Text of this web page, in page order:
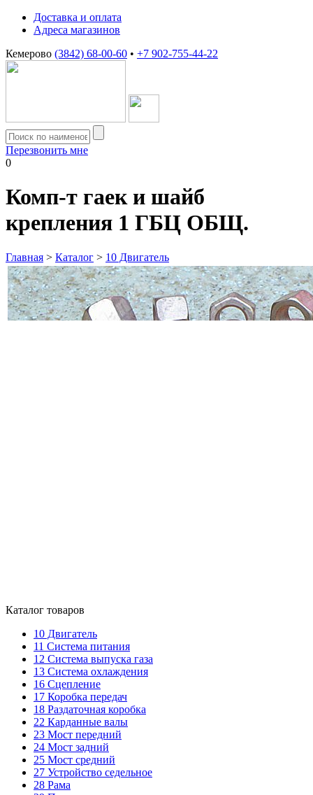
Доставка и оплата
Адреса магазинов
Кемерово (3842) 68-00-60 • +7 902-755-44-22
Перезвонить мне
0
Комп-т гаек и шайб
крепления 1 ГБЦ ОБЩ.
Главная > Каталог > 10 Двигатель
Каталог товаров
10 Двигатель
11 Система питания
12 Система выпуска газа
13 Система охлаждения
16 Сцепление
17 Коробка передач
18 Раздаточная коробка
22 Карданные валы
23 Мост передний
24 Мост задний
25 Мост средний
27 Устройство седельное
28 Рама